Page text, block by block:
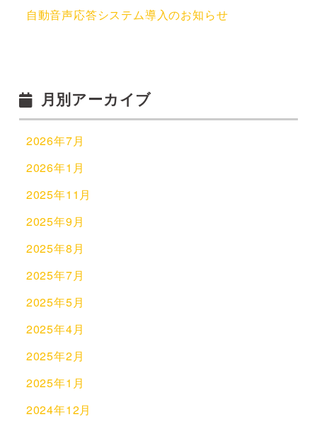
自動音声応答システム導入のお知らせ
月別アーカイブ
2026年7月
2026年1月
2025年11月
2025年9月
2025年8月
2025年7月
2025年5月
2025年4月
2025年2月
2025年1月
2024年12月